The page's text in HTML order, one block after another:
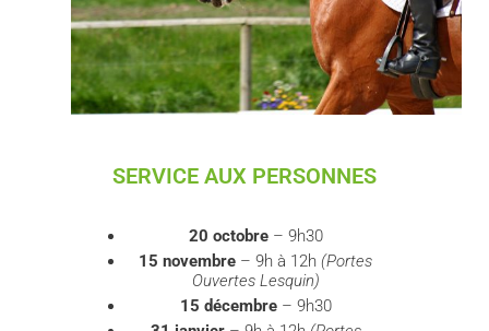
SERVICE AUX PERSONNES
20 octobre – 9h30
15 novembre – 9h à 12h (Portes
Ouvertes Lesquin)
15 décembre – 9h30